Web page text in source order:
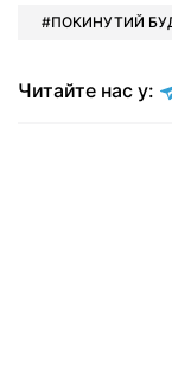
ПОКИНУТИЙ
Читайте нас у: